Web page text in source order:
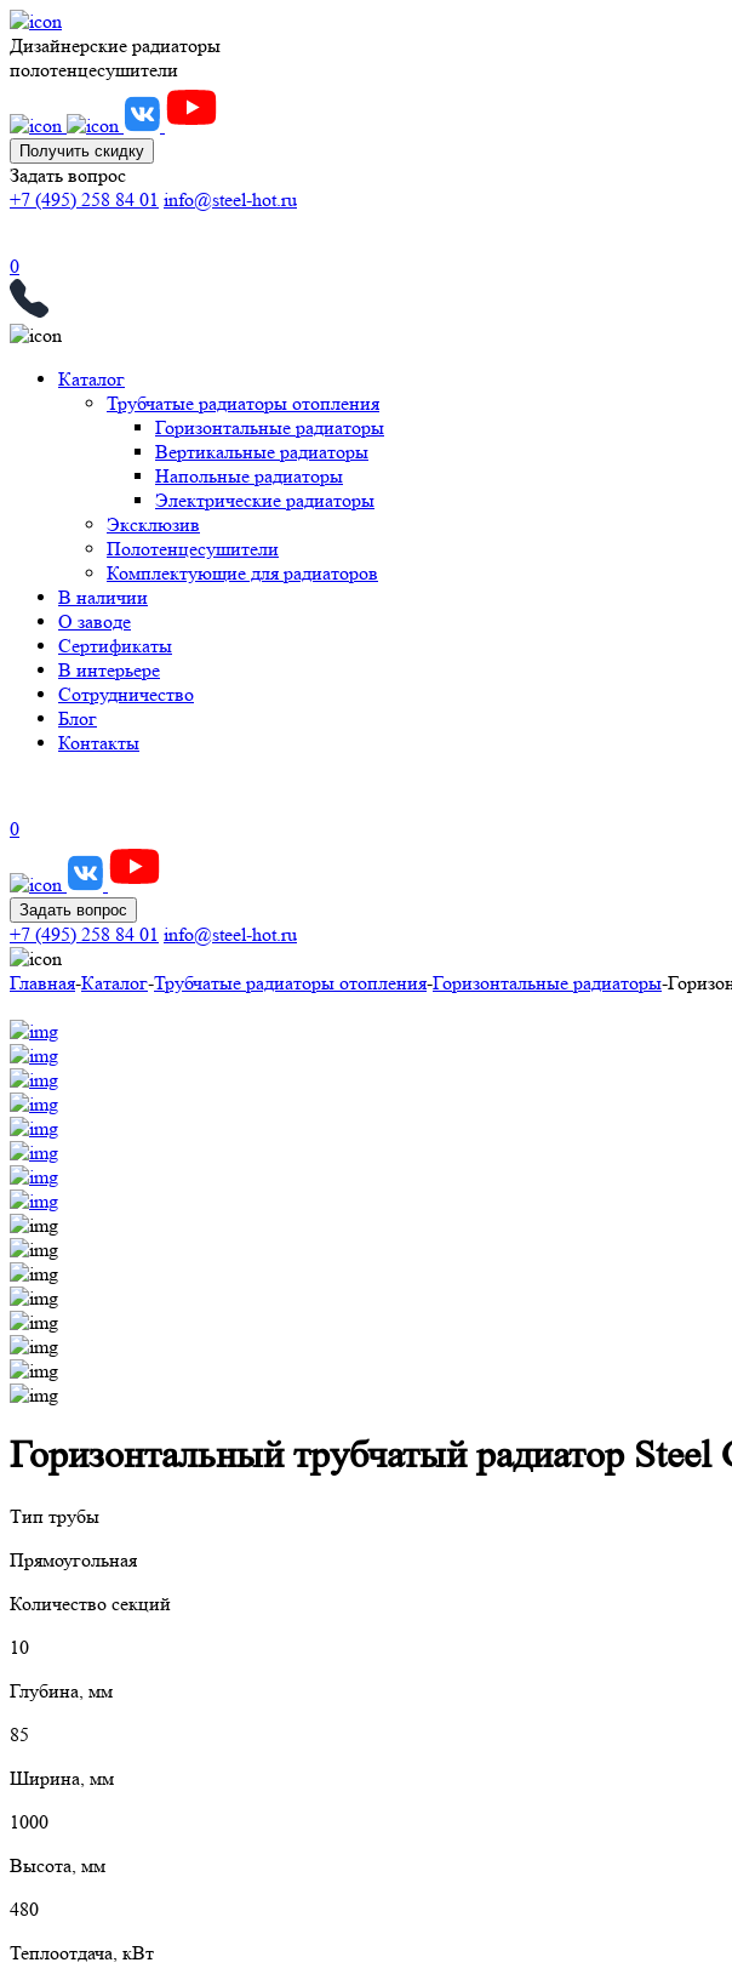
Дизайнерские радиаторы
полотенцесушители
Получить скидку
Задать вопрос
+7 (495) 258 84 01 info@steel-hot.ru
0
Каталог
Трубчатые радиаторы отопления
Горизонтальные радиаторы
Вертикальные радиаторы
Напольные радиаторы
Электрические радиаторы
Эксклюзив
Полотенцесушители
Комплектующие для радиаторов
В наличии
О заводе
Сертификаты
В интерьере
Сотрудничество
Блог
Контакты
0
Задать вопрос
+7 (495) 258 84 01 info@steel-hot.ru
Главная-Каталог-Трубчатые радиаторы отопления-Горизонтальные радиаторы-
Горизонтальный трубчатый радиатор
Тип трубы
Прямоугольная
Количество секций
10
Глубина, мм
85
Ширина, мм
1000
Высота, мм
480
Теплоотдача, кВт